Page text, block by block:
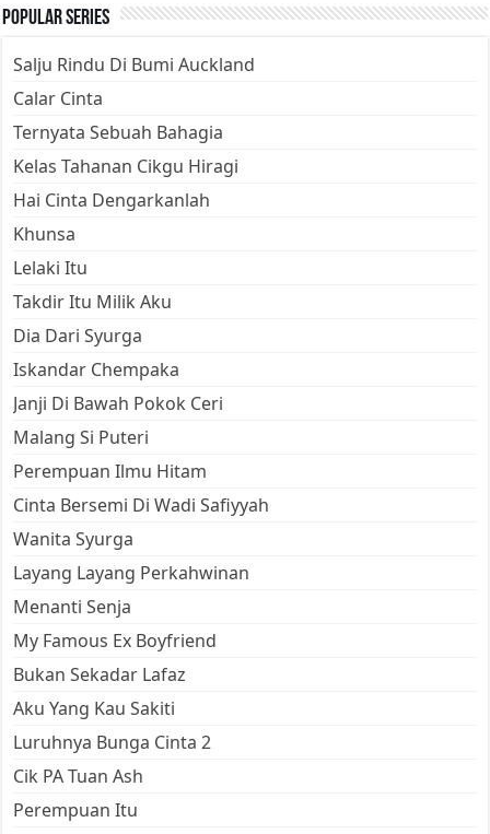
Popular Series
Salju Rindu Di Bumi Auckland
Calar Cinta
Ternyata Sebuah Bahagia
Kelas Tahanan Cikgu Hiragi
Hai Cinta Dengarkanlah
Khunsa
Lelaki Itu
Takdir Itu Milik Aku
Dia Dari Syurga
Iskandar Chempaka
Janji Di Bawah Pokok Ceri
Malang Si Puteri
Perempuan Ilmu Hitam
Cinta Bersemi Di Wadi Safiyyah
Wanita Syurga
Layang Layang Perkahwinan
Menanti Senja
My Famous Ex Boyfriend
Bukan Sekadar Lafaz
Aku Yang Kau Sakiti
Luruhnya Bunga Cinta 2
Cik PA Tuan Ash
Perempuan Itu